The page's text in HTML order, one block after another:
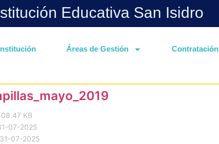
Educativa San Isidro
Áreas de Gestión Contratación
KB
07-2025
07-2025